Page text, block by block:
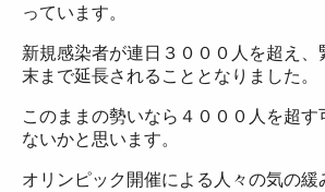
っています。
新規感染者が連日３０００人を超え、
末まで延長されることとなりました。
このままの勢いなら４０００人を超
ないかと思います。
オリンピック開催による人々の気の緩